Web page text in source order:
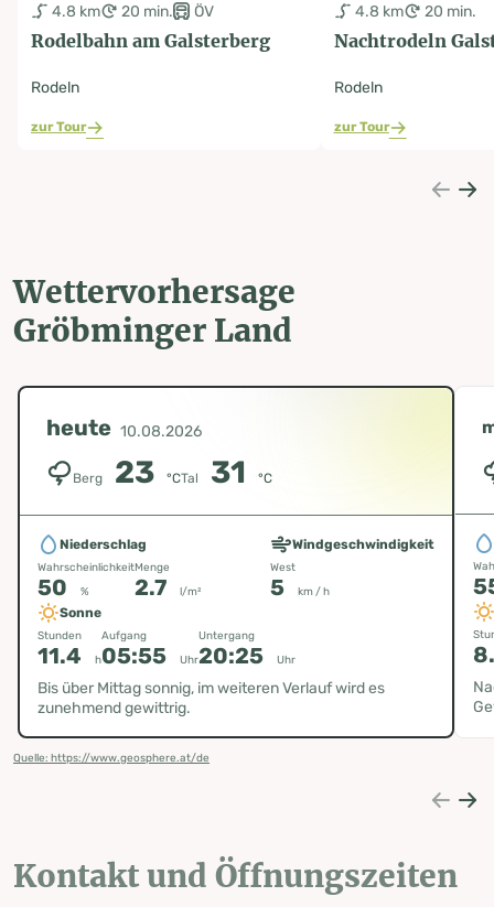
4.8 km
20 min. ÖV
Rodelbahn am Galsterberg
Rodeln
zur Tour
4.8 km
20 min.
Nachtrodeln
Rodeln
zur Tour
Wettervorhersage
Gröbminger Land
heute 10.08.2026
Berg 23 °CTal 31 °C
Niederschlag
Wahrscheinlichkeit
50 %
Menge
2.7 l/m²
Windgeschwindigkeit
West
5 km / h
Sonne
Stunden
11.4 h
Aufgang
05:55 Uhr
Untergang
20:25 Uhr
Bis über Mittag sonnig, im weiteren Verlauf wird es
zunehmend gewittrig.
Quelle: https://www.geosphere.at/de
Kontakt und Öffnungszeiten